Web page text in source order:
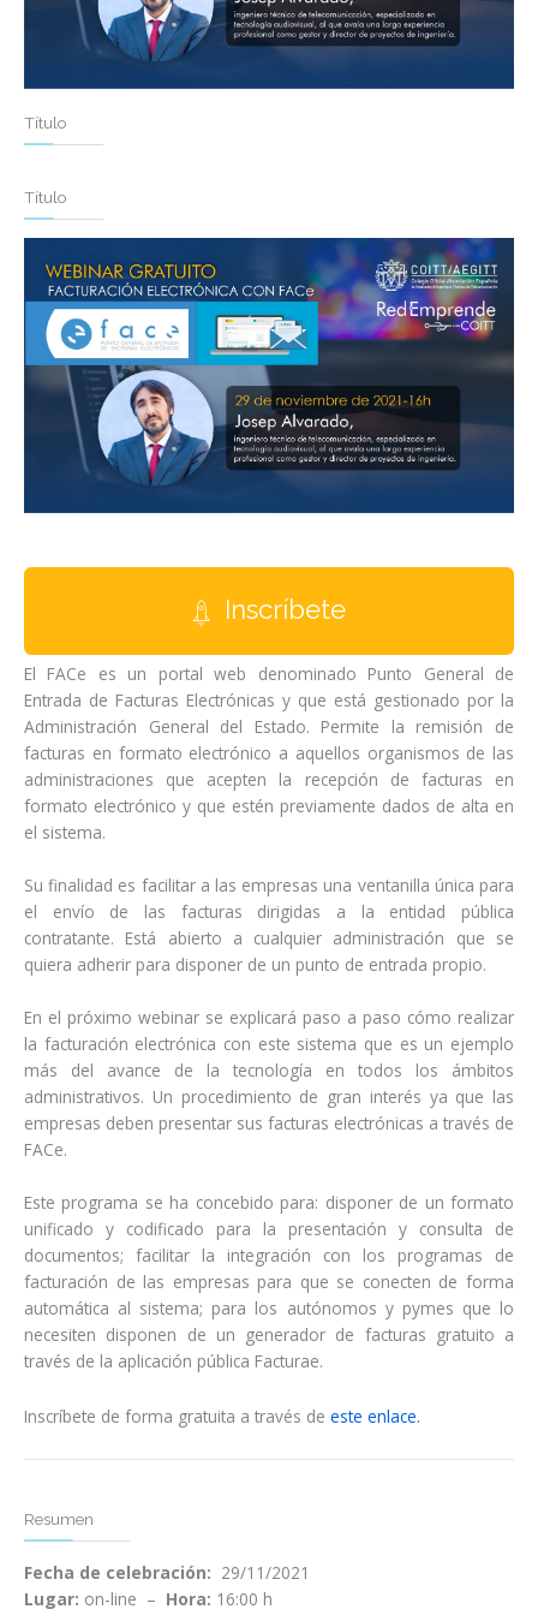
Título
Título
Inscríbete
El FACe es un portal web denominado Punto General de
Entrada de Facturas Electrónicas y que está gestionado por la
Administración General del Estado. Permite la remisión de
facturas en formato electrónico a aquellos organismos de las
administraciones que acepten la recepción de facturas en
formato electrónico y que estén previamente dados de alta en
el sistema.
Su finalidad es facilitar a las empresas una ventanilla única para
el envío de las facturas dirigidas a la entidad pública
contratante. Está abierto a cualquier administración que se
quiera adherir para disponer de un punto de entrada propio.
En el próximo webinar se explicará paso a paso cómo realizar
la facturación electrónica con este sistema que es un ejemplo
más del avance de la tecnología en todos los ámbitos
administrativos. Un procedimiento de gran interés ya que las
empresas deben presentar sus facturas electrónicas a través de
FACe.
Este programa se ha concebido para: disponer de un formato
unificado y codificado para la presentación y consulta de
documentos; facilitar la integración con los programas de
facturación de las empresas para que se conecten de forma
automática al sistema; para los autónomos y pymes que lo
necesiten disponen de un generador de facturas gratuito a
través de la aplicación pública Facturae.
Inscríbete de forma gratuita a través de este enlace.
Resumen
Fecha de celebración: 29/11/2021
Lugar: on-line – Hora: 16:00 h